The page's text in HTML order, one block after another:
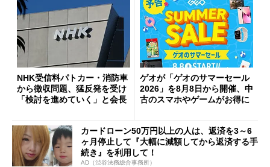
NHK受信料パトカー・消防車
から徴収問題、猛反発を受け
「検討を進めていく」と会長
ゲオが「ゲオのサマーセール
2026」を8月8日から開催、中
古のスマホやゲームがお得に
カードローン50万円以上の人は、返済を3～6
ヶ月停止して『大幅に減額してから返済する手
続き』を利用して！
AD（渋谷法務総合事務所）